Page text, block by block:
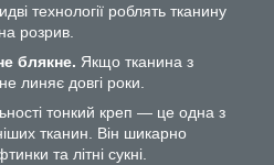
технології роблять тканину
розрив.
блякне. Якщо тканина з
линяє довгі роки.
тонкий креп — це одна з
тканин. Він шикарно
та літні сукні.